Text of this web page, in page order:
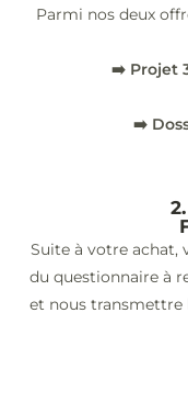
Parmi nos deux
➡️ Projet
➡️
Suite à votre achat,
du questionnaire à
et nous transmettre